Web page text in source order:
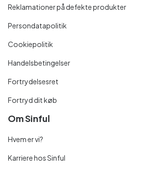
Reklamationer på defekte produkter
Persondatapolitik
Cookiepolitik
Handelsbetingelser
Fortrydelsesret
Fortryd dit køb
Om Sinful
Hvem er vi?
Karriere hos Sinful